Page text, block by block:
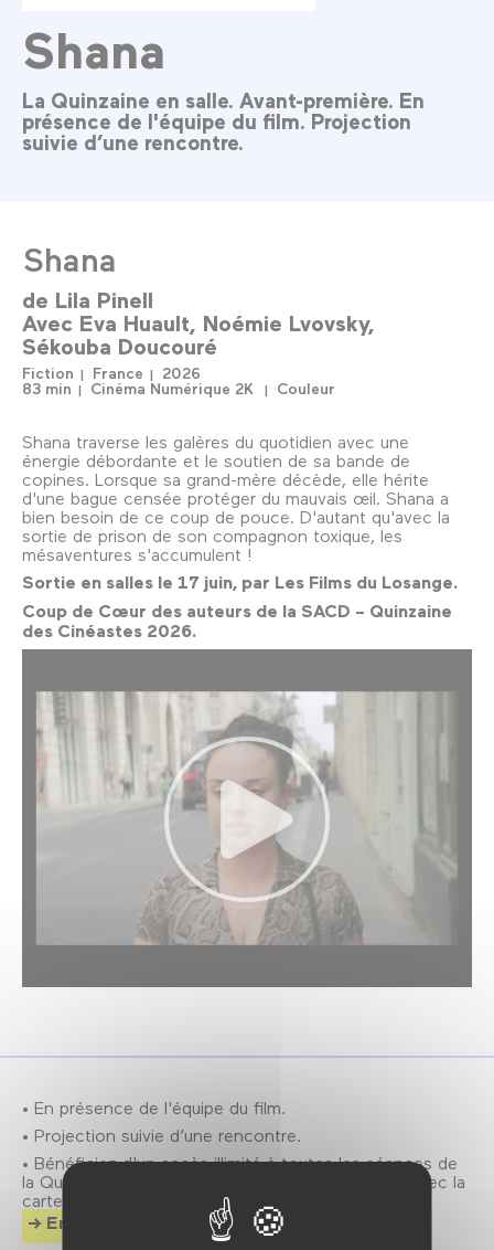
Shana
La Quinzaine en salle. Avant-première. En
présence de l'équipe du film. Projection
suivie d’une rencontre.
Shana
de Lila Pinell
Avec Eva Huault Noémie Lvovsky
Sékouba Doucouré
Fiction France
2026
83 min
Cinéma Numérique 2K Couleur
Shana traverse les galères du quotidien avec une
énergie débordante et le soutien de sa bande de
copines. Lorsque sa grand-mère décède, elle hérite
d'une bague censée protéger du mauvais œil. Shana a
bien besoin de ce coup de pouce. D'autant qu'avec la
sortie de prison de son compagnon toxique, les
mésaventures s'accumulent !
Sortie en salles le 17 juin, par Les Films du Losange.
Coup de Cœur des auteurs de la SACD – Quinzaine
des Cinéastes 2026.
• En présence de l'équipe du film.
• Projection suivie d’une rencontre.
• Bénéficiez d'un accès illimité à toutes les séances de
la Quinzaine des cinéastes au Forum des images avec la
carte Forum Quinzaine (25€)
En savoir plus